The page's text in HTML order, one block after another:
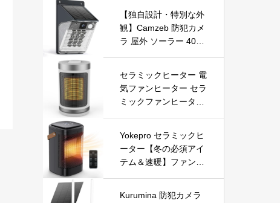
【独自設計・特別な外
観】Camzeb 防犯カメ
ラ 屋外 ソーラー 400
電池式 Alexa 赤外線/カ
ラー暗視 双方向音声
音光警報 プッシュ通知
動体検知 クラウド/SD
カード録画 IP66防水
遠隔操作
セラミックヒーター 電
気ファンヒーター セラ
ミックファンヒーター
切替 1-12時間タイマー
設定可能 リモコン付
電気ヒーター 転倒自動
オフ 過熱保護 省エネ
節電 PSE認証済 暖房
Yokepro セラミックヒ
ーター【冬の必須アイ
テム＆速暖】ファンヒ
Kurumina 防犯カメラ